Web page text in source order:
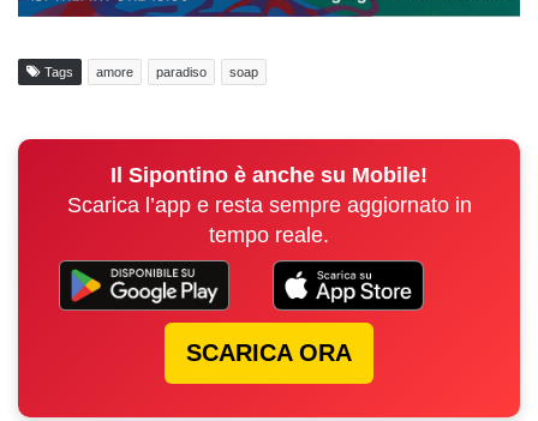
Tags amore paradiso soap
Il Sipontino è anche su Mobile!
Scarica l’app e resta sempre aggiornato in
tempo reale.
SCARICA ORA